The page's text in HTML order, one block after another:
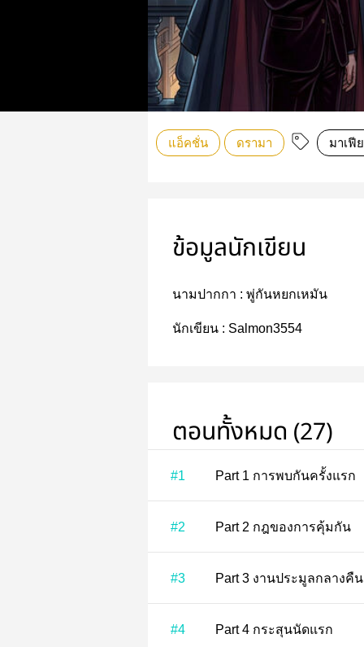
แอ็คชั่น ดรามา มาเฟีย
ข้อมูลนักเขียน
นามปากกา : พู่กันหยกเหมัน
นักเขียน : Salmon3554
ตอนทั้งหมด (27)
#1 Part 1 การพบกันครั้งแรก
#2 Part 2 กฎของการคุ้มกัน
#3 Part 3 งานประมูลกลางคืน
#4 Part 4 กระสุนนัดแรก